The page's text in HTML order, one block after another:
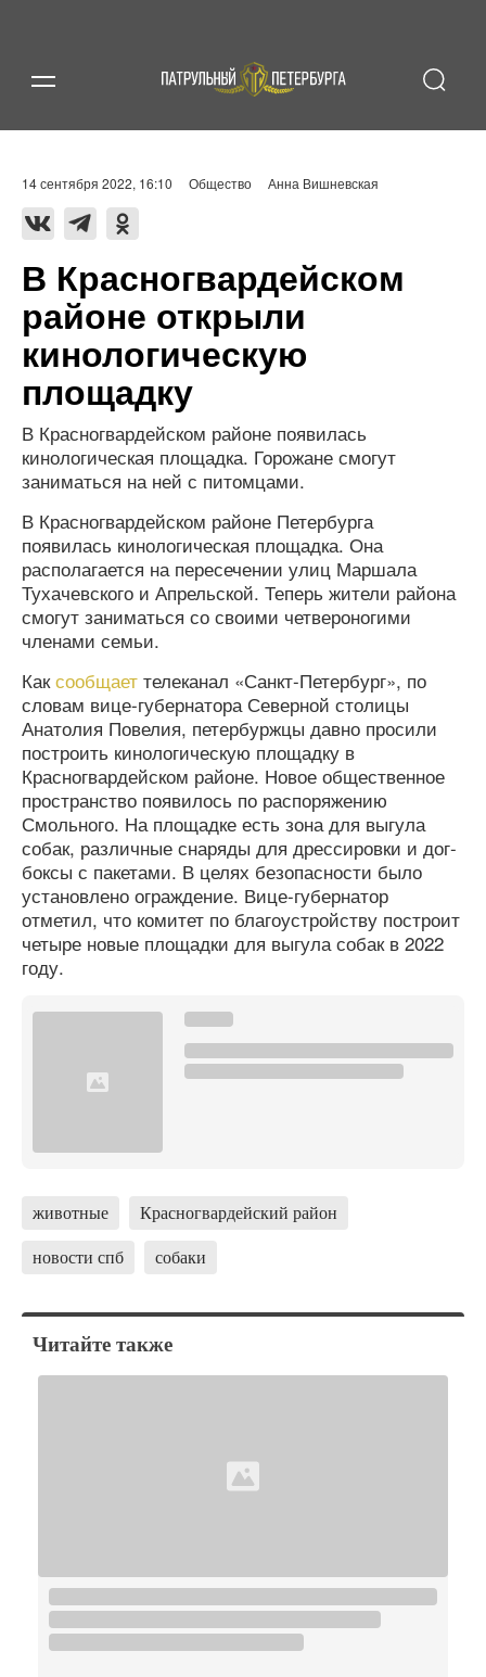
14 сентября 2022, 16:10 Общество Анна Вишневская
В Красногвардейском
районе открыли
кинологическую
площадку
В Красногвардейском районе появилась
кинологическая площадка. Горожане смогут
заниматься на ней с питомцами.
В Красногвардейском районе Петербурга
появилась кинологическая площадка. Она
располагается на пересечении улиц Маршала
Тухачевского и Апрельской. Теперь жители района
смогут заниматься со своими четвероногими
членами семьи.
Каксообщает телеканал «Санкт-Петербург», по
словам вице-губернатора Северной столицы
Анатолия Повелия, петербуржцы давно просили
построить кинологическую площадку в
Красногвардейском районе. Новое общественное
пространство появилось по распоряжению
Смольного. На площадке есть зона для выгула
собак, различные снаряды для дрессировки и дог-
боксы с пакетами. В целях безопасности было
установлено ограждение. Вице-губернатор
отметил, что комитет по благоустройству построит
четыре новые площадки для выгула собак в 2022
году.
животные
Красногвардейский район
новости спб
собаки
Читайте также